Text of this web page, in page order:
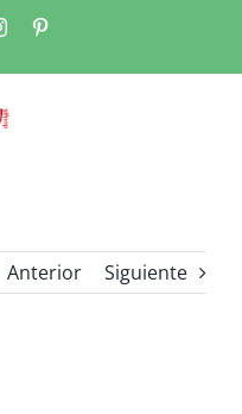
Instagram
Anterior Siguiente